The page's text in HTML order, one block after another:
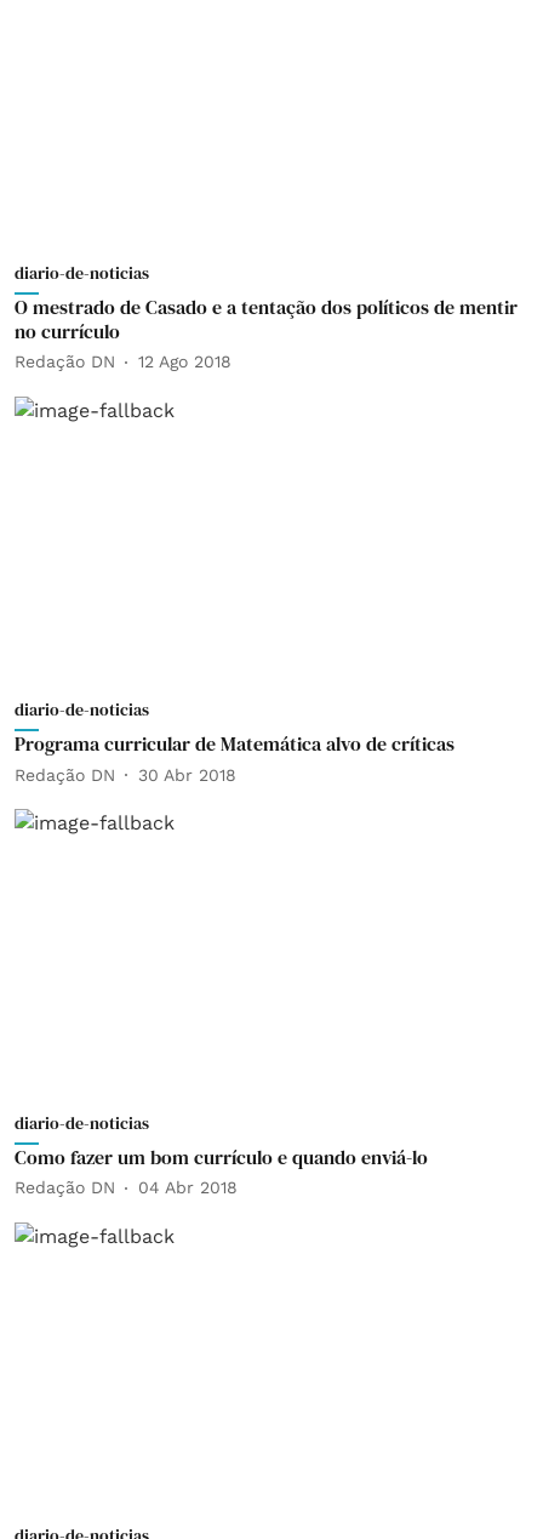
diario-de-noticias
O mestrado de Casado e a tentação dos políticos de mentir
no currículo
Redação DN 12 Ago 2018
diario-de-noticias
Programa curricular de Matemática alvo de críticas
Redação DN 30 Abr 2018
diario-de-noticias
Como fazer um bom currículo e quando enviá-lo
Redação DN 04 Abr 2018